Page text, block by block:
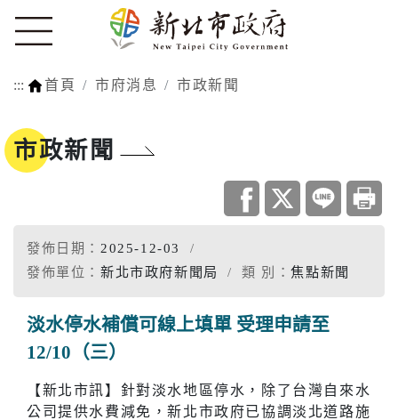
::: 首頁 市府消息 市政新聞
市政新聞
發佈日期： 2025-12-03
發佈單位： 新北市政府新聞局 類 別：焦點新聞
淡水停水補償可線上填單 受理申請至
12/10（三）
【新北市訊】針對淡水地區停水，除了台灣自來水
公司提供水費減免，新北市政府已協調淡北道路施